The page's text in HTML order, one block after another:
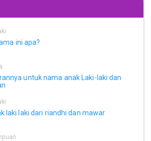
ini apa?
untuk nama anak Laki-laki dan
laki laki dari riandhi dan mawar